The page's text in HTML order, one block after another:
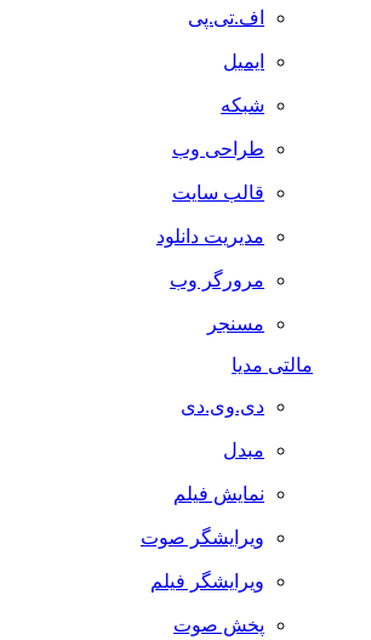
اف.تی.پی
ایمیل
شبکه
طراحی وب
قالب سایت
مدیریت دانلود
مرورگر وب
مسنجر
مالتی مدیا
دی.وی.دی
مبدل
نمایش فیلم
ویرایشگر صوت
ویرایشگر فیلم
پخش صوت